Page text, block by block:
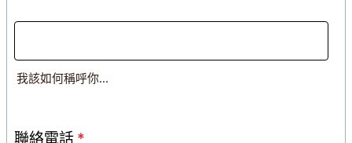
我該如何稱呼你...
聯絡電話 *